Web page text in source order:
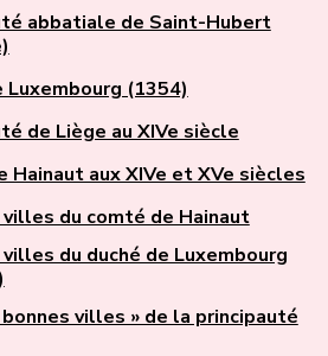
abbatiale de Saint-Hubert
Luxembourg (1354)
de Liège au XIVe siècle
Hainaut aux XIVe et XVe siècles
villes du comté de Hainaut
du duché de Luxembourg
bonnes villes » de la principauté